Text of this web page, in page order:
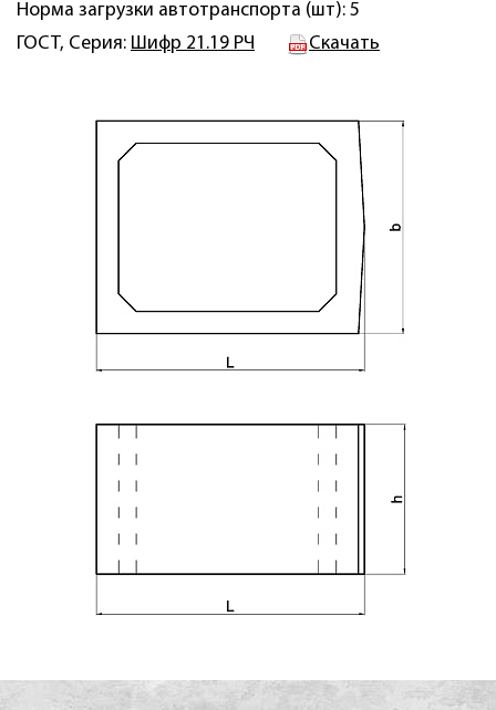
Норма загрузки автотранспорта (шт): 5
ГОСТ, Серия: Шифр 21.19 РЧ Скачать